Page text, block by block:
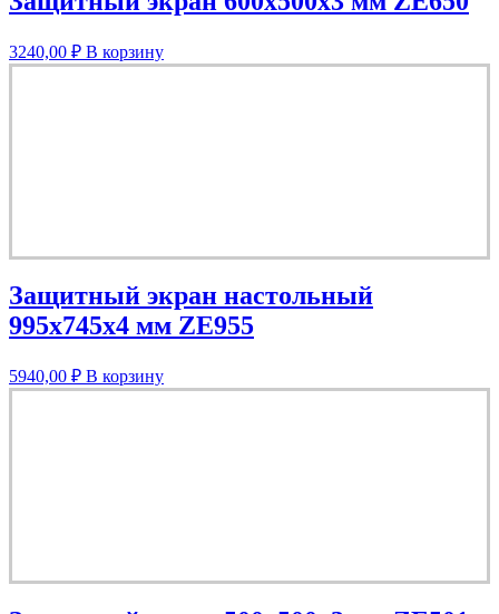
3240,00 ₽ В корзину
Защитный экран настольный
995х745х4 мм ZE955
5940,00 ₽ В корзину